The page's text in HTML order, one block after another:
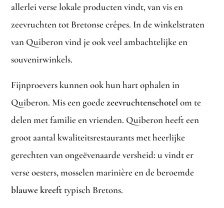
allerlei verse lokale producten vindt, van vis en
zeevruchten tot Bretonse crêpes. In de winkelstraten
van Quiberon vind je ook veel ambachtelijke en
souvenirwinkels.
Fijnproevers kunnen ook hun hart ophalen in
Quiberon. Mis een goedezeevruchtenschotel om te
delen met familie en vrienden. Quiberon heeft een
groot aantal kwaliteitsrestaurants met heerlijke
gerechten van ongeëvenaarde versheid: u vindt er
verse oesters, mosselen marinière en de beroemde
blauwe kreeft typisch Bretons.